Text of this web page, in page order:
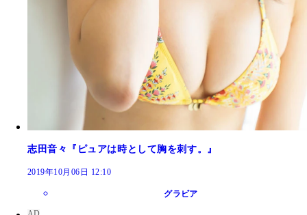
志田音々『ピュアは時として胸を刺す。』
2019年10月06日 12:10
グラビア